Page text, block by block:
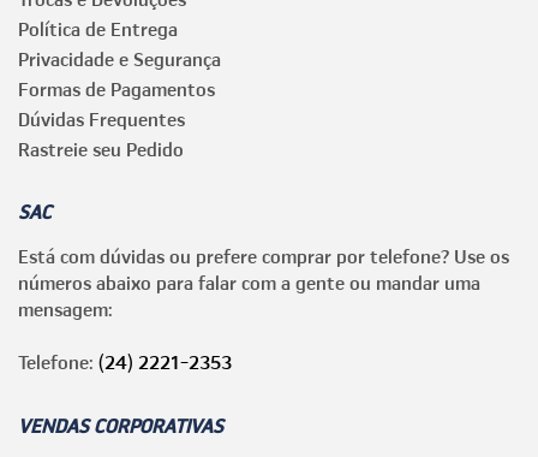
Política de Entrega
Privacidade e Segurança
Formas de Pagamentos
Dúvidas Frequentes
Rastreie seu Pedido
SAC
Está com dúvidas ou prefere comprar por telefone? Use os
números abaixo para falar com a gente ou mandar uma
mensagem:
Telefone: (24) 2221-2353
VENDAS CORPORATIVAS